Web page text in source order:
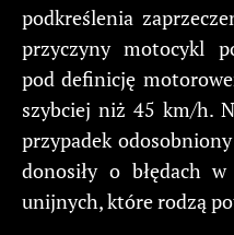
podkreślenia
przyczyny motocykl
pod definicję
szybciej niż 45 km/h.
przypadek
donosiły o błędach
unijnych, które rodzą